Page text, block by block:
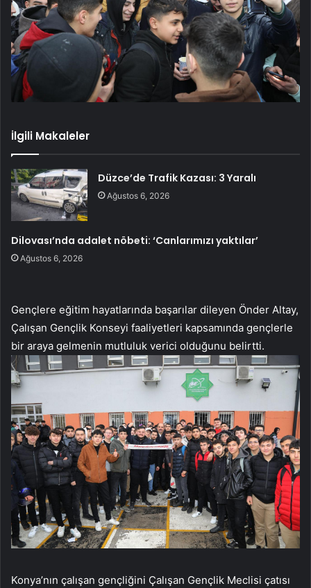
İlgili Makaleler
Düzce’de Trafik Kazası: 3 Yaralı
Ağustos 6, 2026
Dilovası’nda adalet nöbeti: ‘Canlarımızı yaktılar’
Ağustos 6, 2026
Gençlere eğitim hayatlarında başarılar dileyen Önder Altay,
Çalışan Gençlik Konseyi faaliyetleri kapsamında gençlerle
bir araya gelmenin mutluluk verici olduğunu belirtti.
Konya’nın çalışan gençliğini Çalışan Gençlik Meclisi çatısı